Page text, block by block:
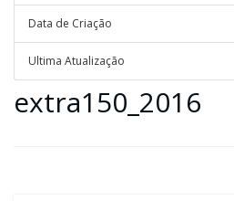
Data de Criação
Ultima Atualização
extra150_2016